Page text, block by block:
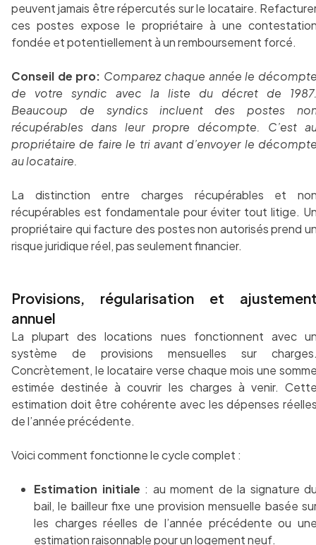
peuvent jamais être répercutés sur le locataire.
ces postes expose le propriétaire à une
fondée et potentiellement à un remboursement forcé.
Conseil de pro: Comparez chaque année le
de votre syndic avec la liste du décret de
Beaucoup de syndics incluent des postes
récupérables dans leur propre décompte. C’est
propriétaire de faire le tri avant d’envoyer le
au locataire.
La distinction entre charges récupérables et
récupérables est fondamentale pour éviter tout litige.
propriétaire qui facture des postes non autorisés prend
risque juridique réel, pas seulement financier.
Provisions, régularisation et
annuel
La plupart des locations nues fonctionnent avec
système de provisions mensuelles sur
Concrètement, le locataire verse chaque mois une
estimée destinée à couvrir les charges à venir.
estimation doit être cohérente avec les dépenses
de l’année précédente.
Voici comment fonctionne le cycle complet :
Estimation initiale : au moment de la signature
bail, le bailleur fixe une provision mensuelle basée
les charges réelles de l’année précédente ou
estimation raisonnable pour un logement neuf.